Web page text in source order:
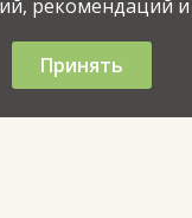
рекомендаций
Принять